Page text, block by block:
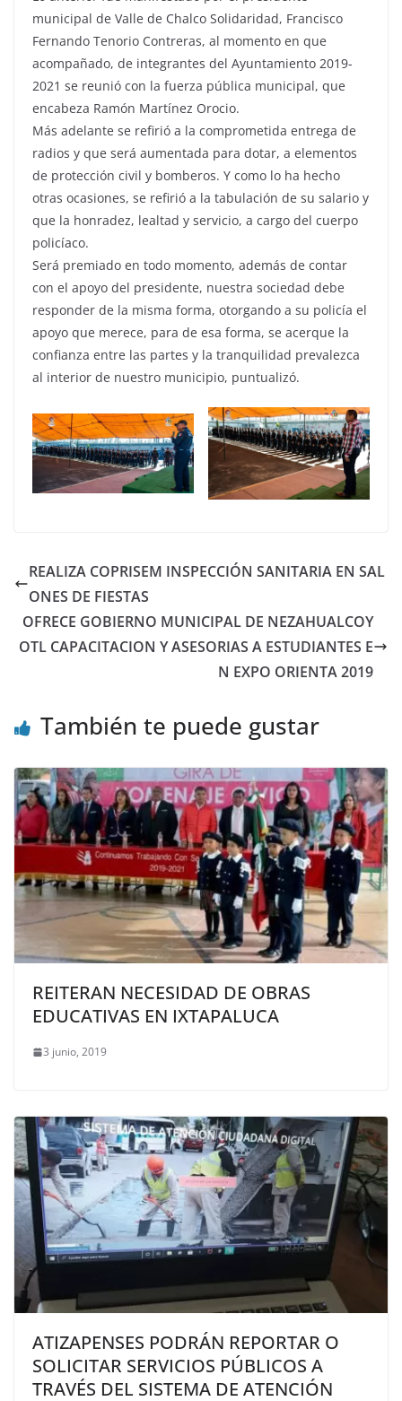
municipal de Valle de Chalco Solidaridad, Francisco
Fernando Tenorio Contreras, al momento en que
acompañado, de integrantes del Ayuntamiento 2019-
2021 se reunió con la fuerza pública municipal, que
encabeza Ramón Martínez Orocio.
Más adelante se refirió a la comprometida entrega de
radios y que será aumentada para dotar, a elementos
de protección civil y bomberos. Y como lo ha hecho
otras ocasiones, se refirió a la tabulación de su salario y
que la honradez, lealtad y servicio, a cargo del cuerpo
policíaco.
Será premiado en todo momento, además de contar
con el apoyo del presidente, nuestra sociedad debe
responder de la misma forma, otorgando a su policía el
apoyo que merece, para de esa forma, se acerque la
confianza entre las partes y la tranquilidad prevalezca
al interior de nuestro municipio, puntualizó.
REALIZA COPRISEM INSPECCIÓN SANITARIA EN SAL
ONES DE FIESTAS
OFRECE GOBIERNO MUNICIPAL DE NEZAHUALCOY
OTL CAPACITACION Y ASESORIAS A ESTUDIANTES E
N EXPO ORIENTA 2019
También te puede gustar
REITERAN NECESIDAD DE OBRAS
EDUCATIVAS EN IXTAPALUCA
3 junio, 2019
ATIZAPENSES PODRÁN REPORTAR O
SOLICITAR SERVICIOS PÚBLICOS A
TRAVÉS DEL SISTEMA DE ATENCIÓN